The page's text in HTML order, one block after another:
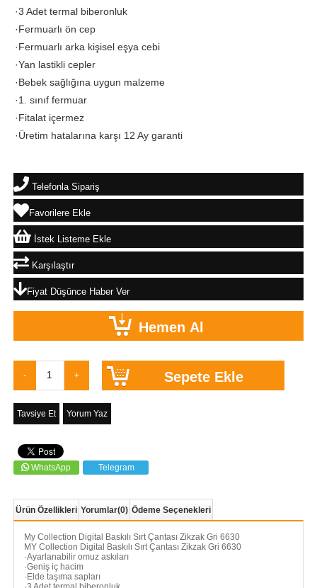
·3 Adet termal biberonluk
·Fermuarlı ön cep
·Fermuarlı arka kişisel eşya cebi
·Yan lastikli cepler
·Bebek sağlığına uygun malzeme
·1. sınıf fermuar
·Fitalat içermez
·Üretim hatalarına karşı 12 Ay garanti
Telefonla Sipariş
Favorilere Ekle
İstek Listeme Ekle
Karşılaştır
Fiyat Düşünce Haber Ver
Tavsiye Et Yorum Yaz
WhatsApp Telegram
Ürün Özellikleri Yorumlar(0) Ödeme Seçenekleri
My Collection Digital Baskılı Sırt Çantası Zikzak Gri 6630
MY Collection Digital Baskılı Sırt Çantası Zikzak Gri 6630
·Ayarlanabilir omuz askıları
·Geniş iç hacim
·Elde taşıma sapları